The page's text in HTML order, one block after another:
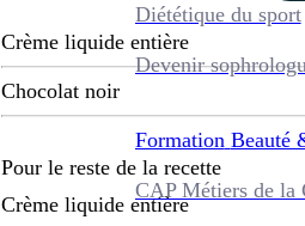
Diététique du sport
Devenir
Formation Beauté
CAP Métiers de la
Crème liquide entière
Chocolat noir
Pour le reste de la recette
Crème liquide entière